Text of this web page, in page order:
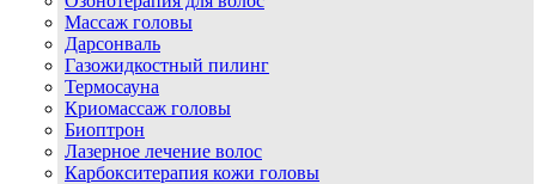
Массаж головы
Дарсонваль
Газожидкостный пилинг
Термосауна
Криомассаж головы
Биоптрон
Лазерное лечение волос
Карбокситерапия кожи головы